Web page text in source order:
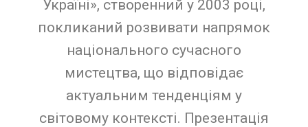
Україні», створенний у 2003 році,
покликаний розвивати напрямок
національного сучасного
мистецтва, що відповідає
актуальним тенденціям у
світовому контексті. Презентація